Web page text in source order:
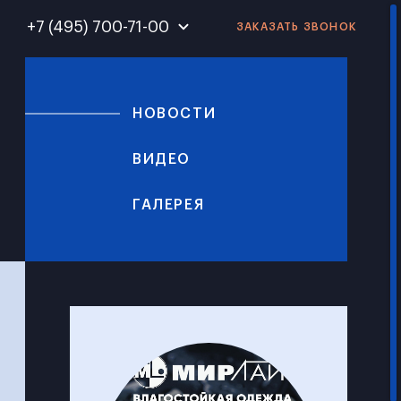
+7 (495) 700-71-00
ЗАКАЗАТЬ ЗВОНОК
НОВОСТИ
ВИДЕО
ГАЛЕРЕЯ